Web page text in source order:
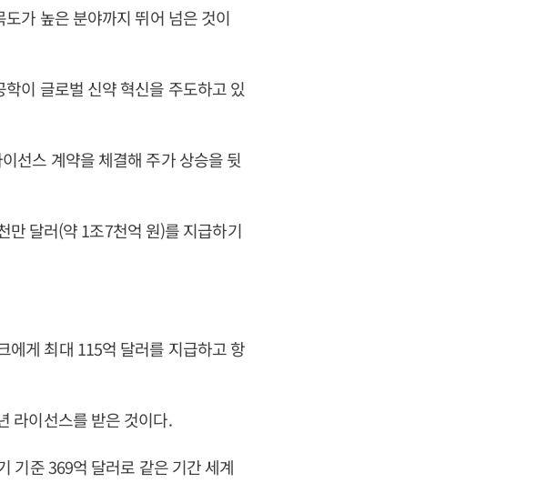
가 높은 분야까지 뛰어 넘은 것이
이 글로벌 신약 혁신을 주도하고 있
선스 계약을 체결해 주가 상승을 뒷
달러(약 1조7천억 원)를 지급하기
에게 최대 115억 달러를 지급하고 항
라이선스를 받은 것이다.
기준 369억 달러로 같은 기간 세계